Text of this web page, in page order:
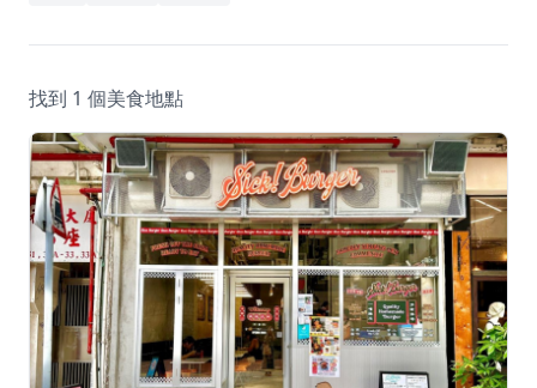
找到 1 個美食地點